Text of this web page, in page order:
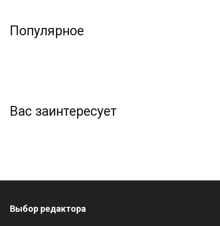
Популярное
Вас заинтересует
Выбор редактора